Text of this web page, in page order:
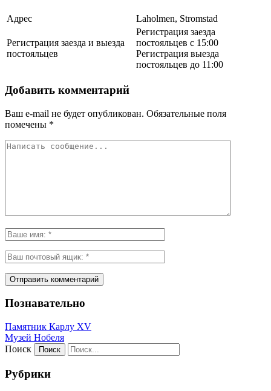
Адрес Laholmen, Stromstad
Регистрация заезда и выезда
постояльцев
Регистрация заезда
постояльцев с 15:00
Регистрация выезда
постояльцев до 11:00
Добавить комментарий
Ваш e-mail не будет опубликован. Обязательные поля
помечены *
Познавательно
Памятник Карлу XV
Музей Нобеля
Поиск
Рубрики